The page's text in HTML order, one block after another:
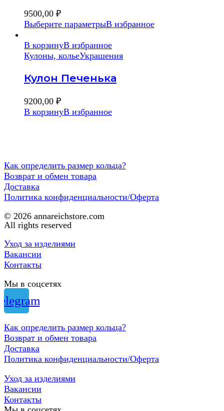
9500,00 ₽
Выберите параметрыВ избранное
В корзинуВ избранное
Кулоны, кольеУкрашения
Кулон Печенька
9200,00 ₽
В корзинуВ избранное
Как определить размер кольца?
Возврат и обмен товара
Доставка
Политика конфиденциальности/Оферта
© 2026 annareichstore.com
All rights reserved
Уход за изделиями
Вакансии
Контакты
Мы в соцсетях
Как определить размер кольца?
Возврат и обмен товара
Доставка
Политика конфиденциальности/Оферта
Уход за изделиями
Вакансии
Контакты